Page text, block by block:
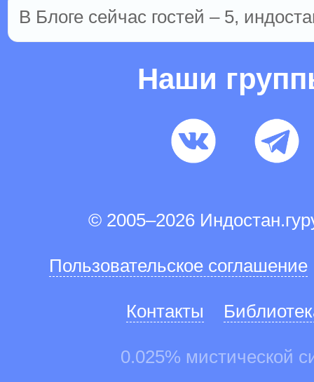
В Блоге сейчас гостей – 5,
Наши
© 2005–2026
Пользовательское соглашение
Контакты
0.025% мистической